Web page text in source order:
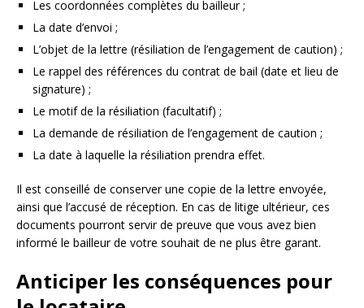
Les coordonnées complètes du bailleur ;
La date d’envoi ;
L’objet de la lettre (résiliation de l’engagement de caution) ;
Le rappel des références du contrat de bail (date et lieu de
signature) ;
Le motif de la résiliation (facultatif) ;
La demande de résiliation de l’engagement de caution ;
La date à laquelle la résiliation prendra effet.
Il est conseillé de conserver une copie de la lettre envoyée,
ainsi que l’accusé de réception. En cas de litige ultérieur, ces
documents pourront servir de preuve que vous avez bien
informé le bailleur de votre souhait de ne plus être garant.
Anticiper les conséquences pour